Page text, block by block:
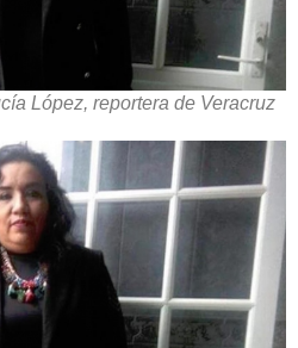
López, reportera de Veracruz